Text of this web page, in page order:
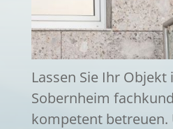
Lassen Sie Ihr Objekt
Sobernheim
kompetent betreuen.